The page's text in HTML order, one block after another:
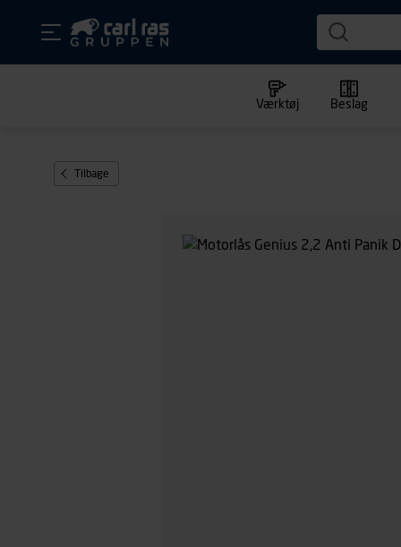
Værktøj Beslag
Tilbage